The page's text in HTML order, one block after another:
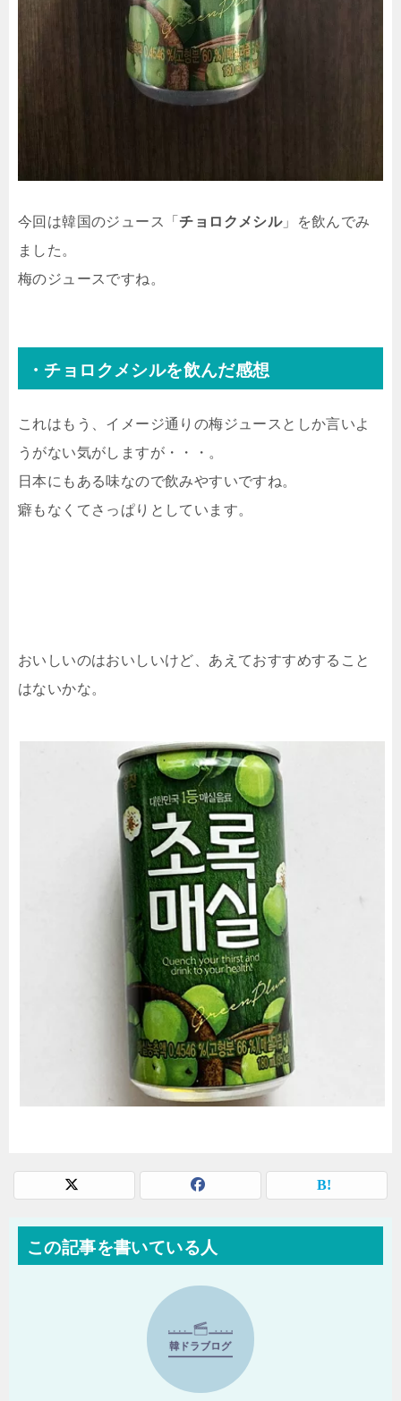
今回は韓国のジュース「チョロクメシル」を飲んでみ
ました。
梅のジュースですね。
・チョロクメシルを飲んだ感想
これはもう、イメージ通りの梅ジュースとしか言いよ
うがない気がしますが・・・。
日本にもある味なので飲みやすいですね。
癖もなくてさっぱりとしています。
おいしいのはおいしいけど、あえておすすめすること
はないかな。
この記事を書いている人